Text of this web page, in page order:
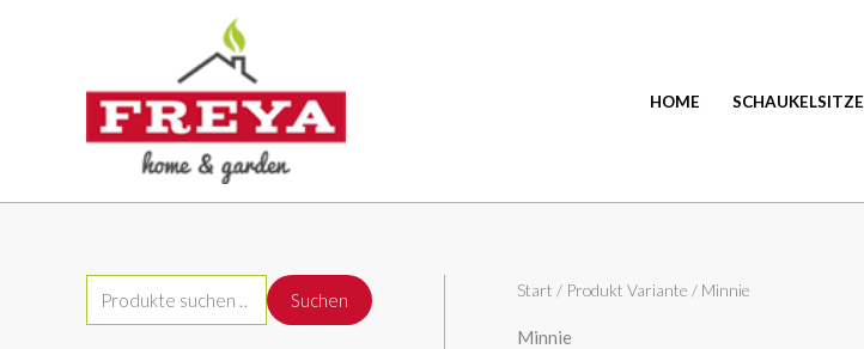
HOME SCHAUKELSITZE
u
Suchen Start / Produkt Variante / Minnie
Minnie